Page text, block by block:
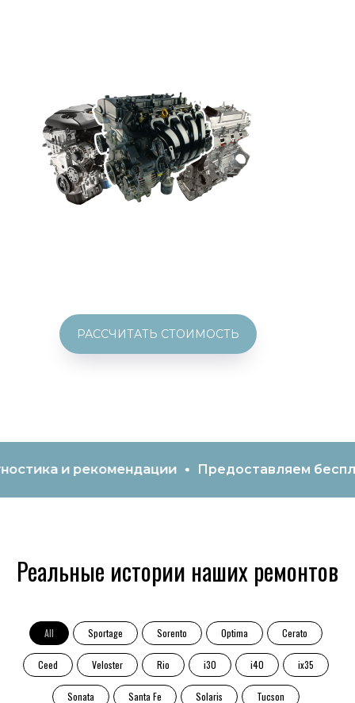
РАССЧИТАТЬ СТОИМОСТЬ
и рекомендации Предоставляем бесплатный
Реальные истории наших ремонтов
All Sportage Sorento Optima Cerato
Ceed Veloster Rio i30 i40 ix35
Sonata Santa Fe Solaris Tucson